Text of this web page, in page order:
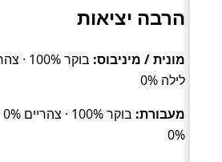
הרבה יציאות
מונית / מיניבוס:
לילה 0%
מעבורת:
0%